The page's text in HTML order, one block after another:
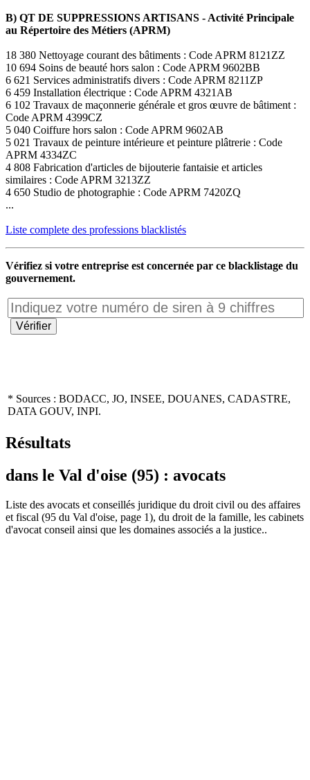
B) QT DE SUPPRESSIONS ARTISANS - Activité Principale
au Répertoire des Métiers (APRM)
18 380 Nettoyage courant des bâtiments : Code APRM 8121ZZ
10 694 Soins de beauté hors salon : Code APRM 9602BB
6 621 Services administratifs divers : Code APRM 8211ZP
6 459 Installation électrique : Code APRM 4321AB
6 102 Travaux de maçonnerie générale et gros œuvre de bâtiment :
Code APRM 4399CZ
5 040 Coiffure hors salon : Code APRM 9602AB
5 021 Travaux de peinture intérieure et peinture plâtrerie : Code
APRM 4334ZC
4 808 Fabrication d'articles de bijouterie fantaisie et articles
similaires : Code APRM 3213ZZ
4 650 Studio de photographie : Code APRM 7420ZQ
...
Liste complete des professions blacklistés
Vérifiez si votre entreprise est concernée par ce blacklistage du
gouvernement.
* Sources : BODACC, JO, INSEE, DOUANES, CADASTRE,
DATA GOUV, INPI.
Résultats
dans le Val d'oise (95) : avocats
Liste des avocats et conseillés juridique du droit civil ou des affaires
et fiscal (95 du Val d'oise, page 1), du droit de la famille, les cabinets
d'avocat conseil ainsi que les domaines associés a la justice..